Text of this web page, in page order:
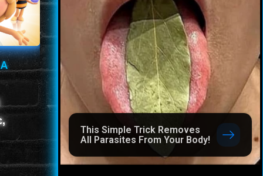
This Simple Trick Removes
All Parasites From Your Body!